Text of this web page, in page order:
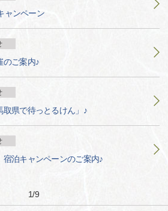
ャンペーン
のご案内♪
県で待っとるけん」♪
宿泊キャンペーンのご案内♪
1/9